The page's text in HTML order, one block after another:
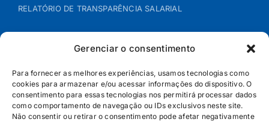
Gerenciar o consentimento
Para fornecer as melhores experiências, usamos tecnologias como
cookies para armazenar e/ou acessar informações do dispositivo. O
consentimento para essas tecnologias nos permitirá processar dados
como comportamento de navegação ou IDs exclusivos neste site.
Não consentir ou retirar o consentimento pode afetar negativamente
RELATÓRIO DE TRANSPARÊNCIA SALARIAL
POLÍTICA DE COOKIES
POLÍTICA DE PRIVACIDADE